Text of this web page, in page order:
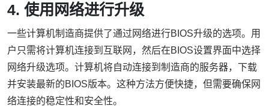
4. 使用网络进行升级
一些计算机制造商提供了通过网络进行BIOS升级的选项。用
户只需将计算机连接到互联网，然后在BIOS设置界面中选择
网络升级选项。计算机将自动连接到制造商的服务器，下载
并安装最新的BIOS版本。这种方法方便快捷，但需要确保网
络连接的稳定性和安全性。